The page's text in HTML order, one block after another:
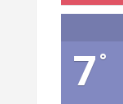
7 °